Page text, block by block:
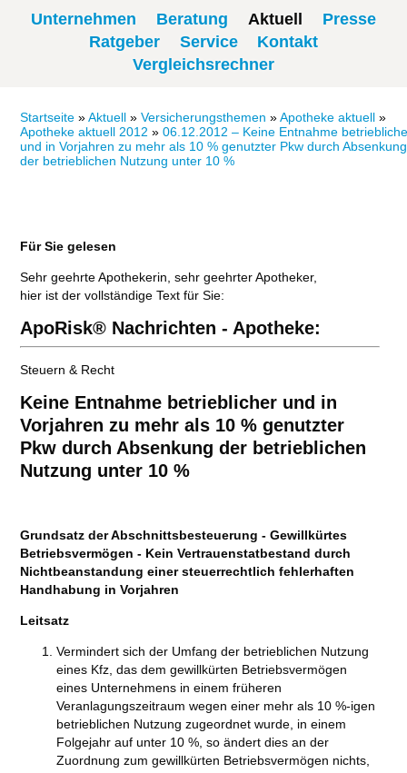
Unternehmen Beratung Aktuell
Presse
Ratgeber
Service
Kontakt
Vergleichsrechner
Startseite »Aktuell »Versicherungsthemen »Apotheke aktuell »
Apotheke aktuell 2012 »06.12.2012 – Keine Entnahme
und in Vorjahren zu mehr als 10 % genutzter Pkw durch Absenkung
der betrieblichen Nutzung unter 10 %
Für Sie gelesen
Sehr geehrte Apothekerin, sehr geehrter Apotheker,
hier ist der vollständige Text für Sie:
ApoRisk® Nachrichten - Apotheke:
Steuern & Recht
Keine Entnahme betrieblicher und in
Vorjahren zu mehr als 10 % genutzter
Pkw durch Absenkung der betrieblichen
Nutzung unter 10 %
Grundsatz der Abschnittsbesteuerung - Gewillkürtes
Betriebsvermögen - Kein Vertrauenstatbestand durch
Nichtbeanstandung einer steuerrechtlich fehlerhaften
Handhabung in Vorjahren
Leitsatz
Vermindert sich der Umfang der betrieblichen Nutzung
eines Kfz, das dem gewillkürten Betriebsvermögen
eines Unternehmens in einem früheren
Veranlagungszeitraum wegen einer mehr als 10 %-igen
betrieblichen Nutzung zugeordnet wurde, in einem
Folgejahr auf unter 10 %, so ändert dies an der
Zuordnung zum gewillkürten Betriebsvermögen nichts,